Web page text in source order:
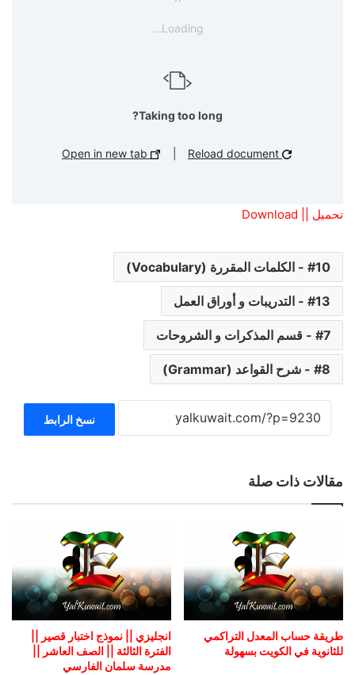
Loading...
Taking too long?
تحميل || Download
10 - الكلمات المقررة (Vocabulary)
13 - التدريبات و أوراق العمل
7 - قسم المذكرات و الشروحات
8 - شرح القواعد (Grammar)
نسخ الرابط
مقالات ذات صلة
طريقة حساب المعدل التراكمي
للثانوية في الكويت بسهولة
انجليزي || نموذج اختبار قصير ||
الفترة الثالثة || الصف العاشر ||
مدرسة سلمان الفارسي